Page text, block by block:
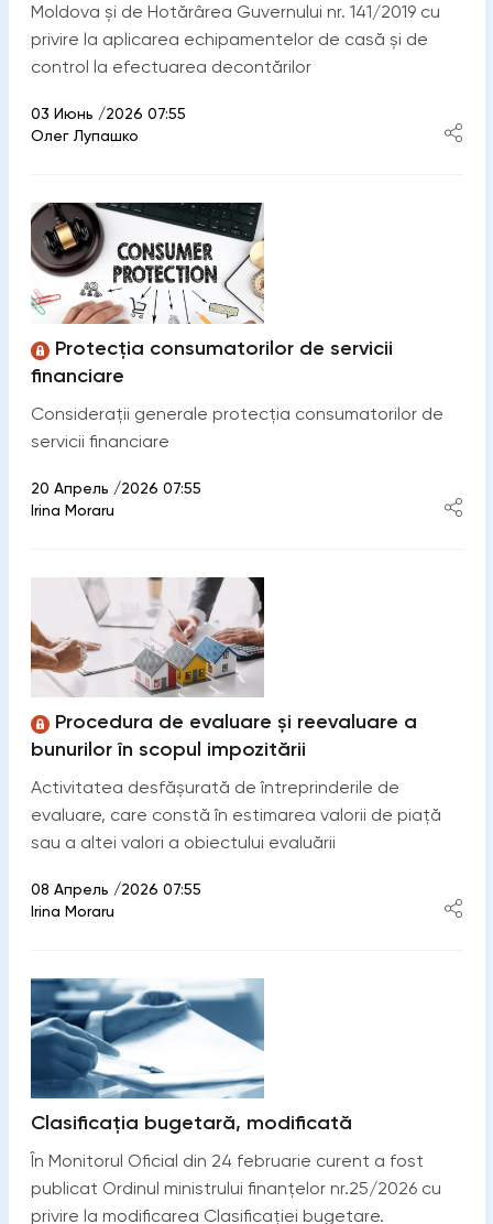
Moldova și de Hotărârea Guvernului nr. 141/2019 cu
privire la aplicarea echipamentelor de casă și de
control la efectuarea decontărilor
03 Июнь /2026 07:55
Олег Лупашко
Protecția consumatorilor de servicii
financiare
Considerații generale protecția consumatorilor de
servicii financiare
20 Апрель /2026 07:55
Irina Moraru
Procedura de evaluare și reevaluare a
bunurilor în scopul impozitării
Activitatea desfășurată de întreprinderile de
evaluare, care constă în estimarea valorii de piață
sau a altei valori a obiectului evaluării
08 Апрель /2026 07:55
Irina Moraru
Clasificația bugetară, modificată
În Monitorul Oficial din 24 februarie curent a fost
publicat Ordinul ministrului finanțelor nr.25/2026 cu
privire la modificarea Clasificației bugetare.